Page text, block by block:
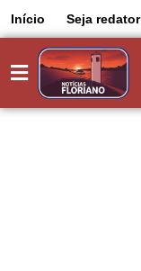
Início Seja redator